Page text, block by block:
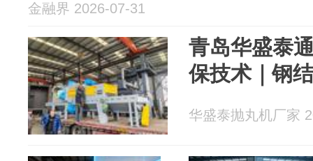
金融界 2026-07-31
青岛华盛泰
保技术｜钢
华盛泰抛丸机厂家